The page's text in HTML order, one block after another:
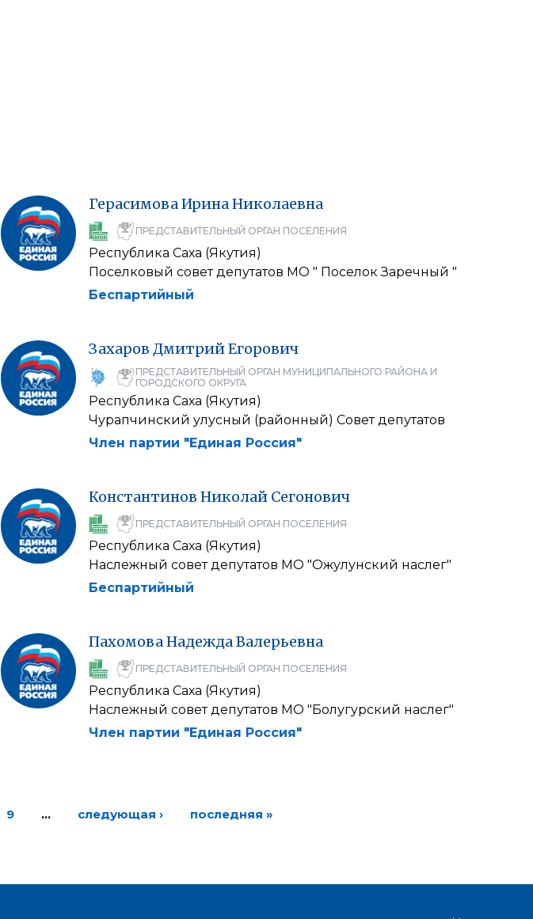
ГерасимоваИринаНиколаевна
ПРЕДСТАВИТЕЛЬНЫЙ ОРГАН ПОСЕЛЕНИЯ
Республика Саха (Якутия)
Поселковый совет депутатов МО " Поселок Заречный "
Беспартийный
Захаров ДмитрийЕгорович
ПРЕДСТАВИТЕЛЬНЫЙ ОРГАН МУНИЦИПАЛЬНОГО РАЙОНА И
ГОРОДСКОГО ОКРУГА
Республика Саха (Якутия)
Чурапчинский улусный (районный) Совет депутатов
Член партии "Единая Россия"
Константинов Николай Сегонович
ПРЕДСТАВИТЕЛЬНЫЙ ОРГАН ПОСЕЛЕНИЯ
Республика Саха (Якутия)
Наслежный совет депутатов МО "Ожулунский наслег"
Беспартийный
ПахомоваНадеждаВалерьевна
ПРЕДСТАВИТЕЛЬНЫЙ ОРГАН ПОСЕЛЕНИЯ
Республика Саха (Якутия)
Наслежный совет депутатов МО "Болугурский наслег"
Член партии "Единая Россия"
9 … следующая › последняя »